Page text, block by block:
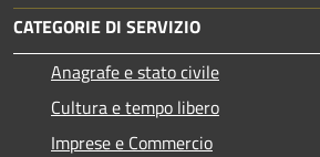
CATEGORIE DI SERVIZIO
Anagrafe e stato civile
Cultura e tempo libero
Imprese e Commercio